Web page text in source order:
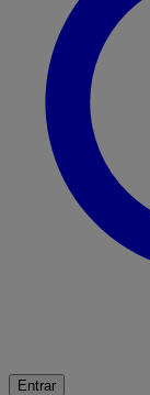
Entrar